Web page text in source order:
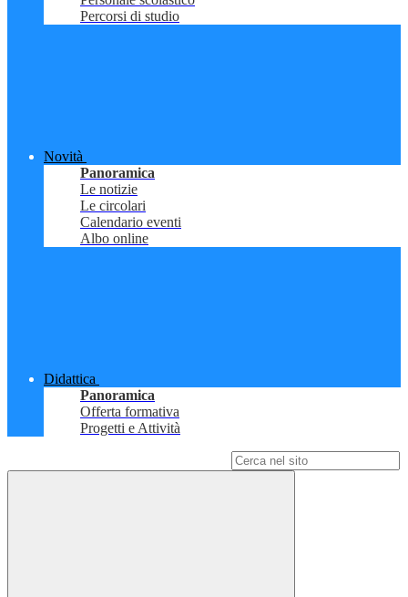
Percorsi di studio
Novità
Panoramica
Le notizie
Le circolari
Calendario eventi
Albo online
Didattica
Panoramica
Offerta formativa
Progetti e Attività